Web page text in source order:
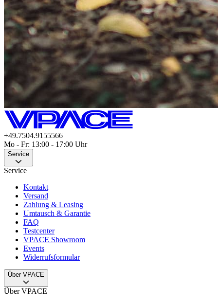
+49.7504.9155566
Mo - Fr: 13:00 - 17:00 Uhr
Service
Service
Kontakt
Versand
Zahlung & Leasing
Umtausch & Garantie
FAQ
Testcenter
VPACE Showroom
Events
Widerrufsformular
Über VPACE
Über VPACE